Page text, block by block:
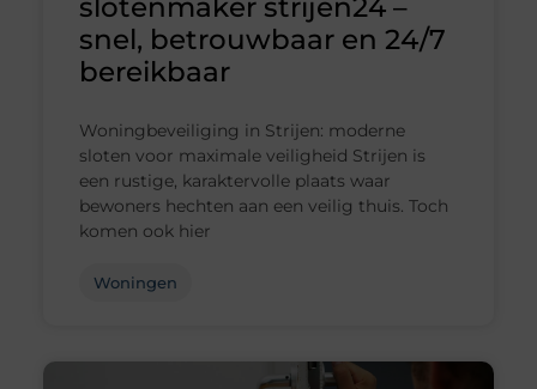
snel, betrouwbaar en 24/7
bereikbaar
Woningbeveiliging in Strijen: moderne
sloten voor maximale veiligheid Strijen is
een rustige, karaktervolle plaats waar
bewoners hechten aan een veilig thuis. Toch
komen ook hier
Woningen